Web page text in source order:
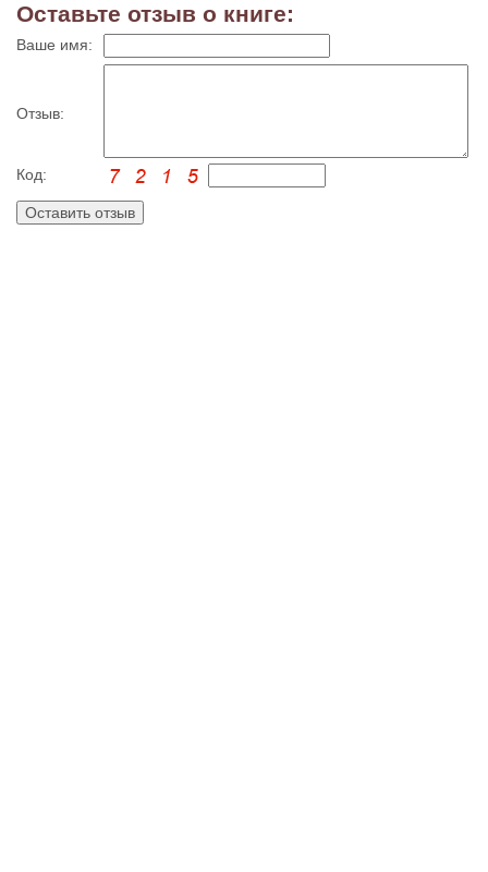
Оставьте отзыв о книге:
Ваше имя:
Отзыв:
Код: